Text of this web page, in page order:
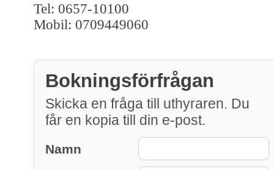
Tel: 0657-10100
Mobil: 0709449060
Bokningsförfrågan
Skicka en fråga till uthyraren. Du
får en kopia till din e-post.
Namn